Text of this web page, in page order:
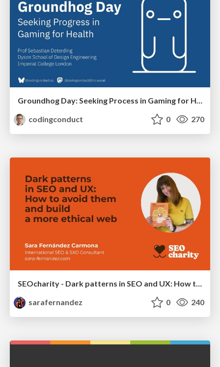
Groundhog Day: Seeking Process in Gaming for Health
codingconduct
0 270
sarafernandez
0 240